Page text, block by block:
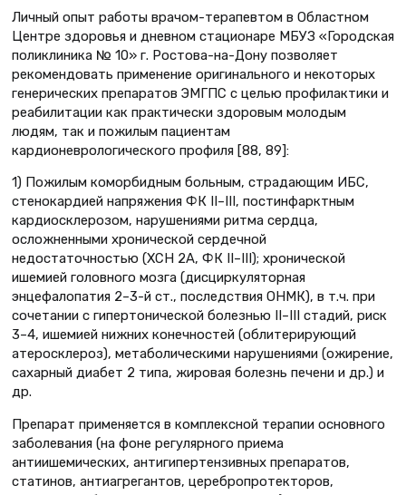
Личный опыт работы врачом-терапевтом в Областном
Центре здоровья и дневном стационаре МБУЗ «Городская
поликлиника № 10» г. Ростова-на-Дону позволяет
рекомендовать применение оригинального и некоторых
генерических препаратов ЭМГПС с целью профилактики и
реабилитации как практически здоровым молодым
людям, так и пожилым пациентам
кардионеврологического профиля [88, 89]:
1) Пожилым коморбидным больным, страдающим ИБС,
стенокардией напряжения ФК II–III, постинфарктным
кардиосклерозом, нарушениями ритма сердца,
осложненными хронической сердечной
недостаточностью (ХСН 2А, ФК II–III); хронической
ишемией головного мозга (дисциркуляторная
энцефалопатия 2–3-й ст., последствия ОНМК), в т.ч. при
сочетании с гипертонической болезнью II–III стадий, риск
3–4, ишемией нижних конечностей (облитерирующий
атеросклероз), метаболическими нарушениями (ожирение,
сахарный диабет 2 типа, жировая болезнь печени и др.) и
др.
Препарат применяется в комплексной терапии основного
заболевания (на фоне регулярного приема
антиишемических, антигипертензивных препаратов,
статинов, антиагрегантов, церебропротекторов,